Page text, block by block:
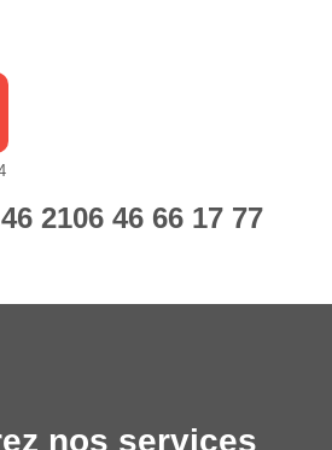
2106 46 66 17 77
nos services